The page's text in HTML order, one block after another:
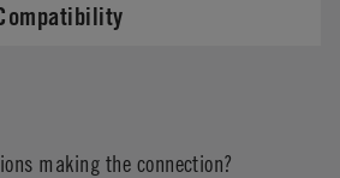
making the connection?